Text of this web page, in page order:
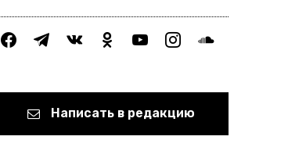
facebooktelegramvkontakteodnoklassniki
youtubeinstagramsoundcloud
Написать в редакцию